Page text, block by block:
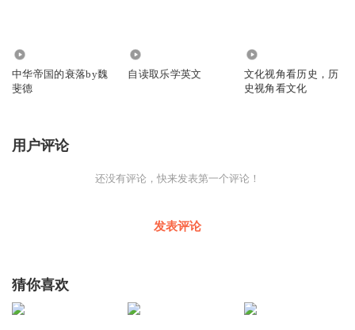
中华帝国的衰落by魏
斐德
自读取乐学英文
文化视角看历史，历
史视角看文化
用户评论
还没有评论，快来发表第一个评论！
发表评论
猜你喜欢